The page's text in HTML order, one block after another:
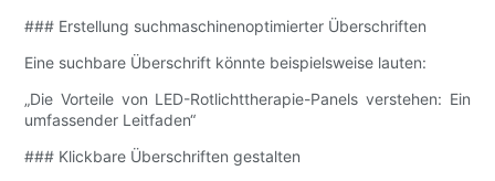
### Erstellung suchmaschinenoptimierter Überschriften
Eine suchbare Überschrift könnte beispielsweise lauten:
„Die Vorteile von LED-Rotlichttherapie-Panels verstehen: Ein
umfassender Leitfaden“
### Klickbare Überschriften gestalten